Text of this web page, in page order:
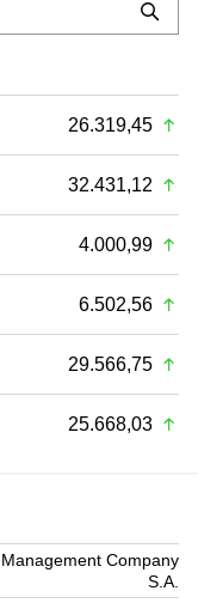
26.319,45
32.431,12
4.000,99
6.502,56
29.566,75
25.668,03
Company
S.A.